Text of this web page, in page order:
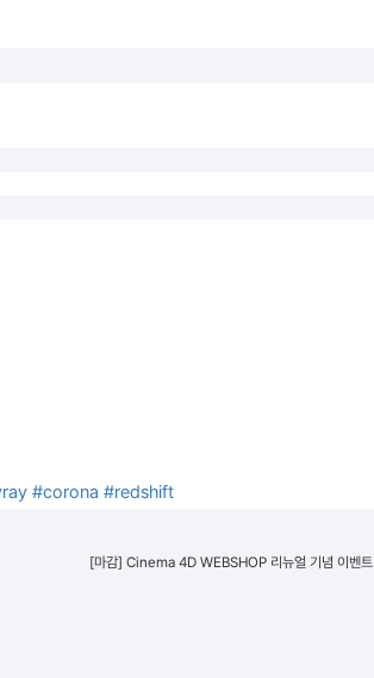
#corona #redshift
[마감] Cinema 4D WEBSHOP 리뉴얼 기념 이벤트